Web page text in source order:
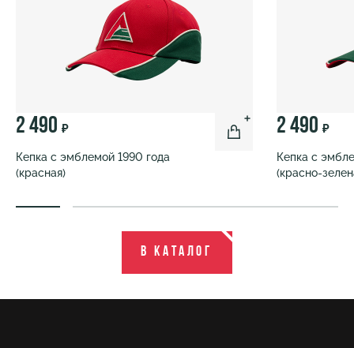
2 490 ₽
Кепка с эмблемой 1990 года
(красная)
2 490 ₽
Кепка с
(красно-
В каталог